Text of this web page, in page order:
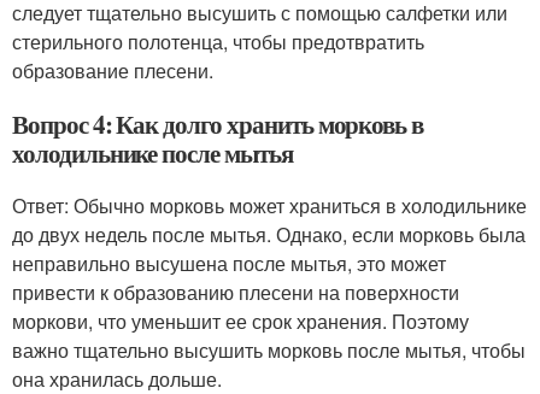
следует тщательно высушить с помощью салфетки или
стерильного полотенца, чтобы предотвратить
образование плесени.
Вопрос 4: Как долго хранить морковь в
холодильнике после мытья
Ответ: Обычно морковь может храниться в холодильнике
до двух недель после мытья. Однако, если морковь была
неправильно высушена после мытья, это может
привести к образованию плесени на поверхности
моркови, что уменьшит ее срок хранения. Поэтому
важно тщательно высушить морковь после мытья, чтобы
она хранилась дольше.